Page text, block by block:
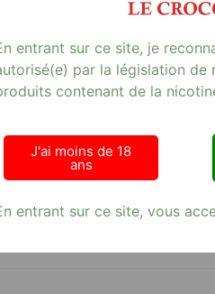
qui vous plonge dans un
pointe de cassis, vous offre
équilibrée et satisfaisante.
une alternative au tabac
entrant sur ce site, je
par la législation de
contenant de la
J'ai moins de 18
ans
entrant sur ce site, vous